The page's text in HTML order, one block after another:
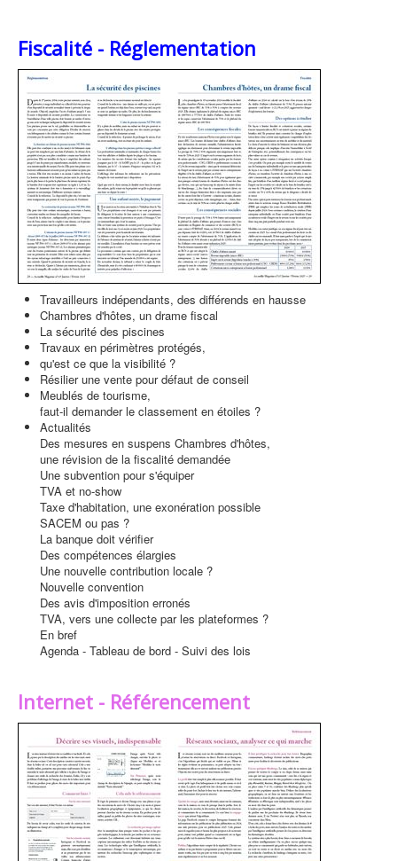
Fiscalité - Réglementation
Travailleurs indépendants, des différends en hausse
Chambres d'hôtes, un drame fiscal
La sécurité des piscines
Travaux en périmètres protégés,
qu'est ce que la visibilité ?
Résilier une vente pour défaut de conseil
Meublés de tourisme,
faut-il demander le classement en étoiles ?
Actualités
Des mesures en suspens Chambres d'hôtes,
une révision de la fiscalité demandée
Une subvention pour s'équiper
TVA et no-show
Taxe d'habitation, une exonération possible
SACEM ou pas ?
La banque doit vérifier
Des compétences élargies
Une nouvelle contribution locale ?
Nouvelle convention
Des avis d'imposition erronés
TVA, vers une collecte par les plateformes ?
En bref
Agenda - Tableau de bord - Suivi des lois
Internet - Référencement